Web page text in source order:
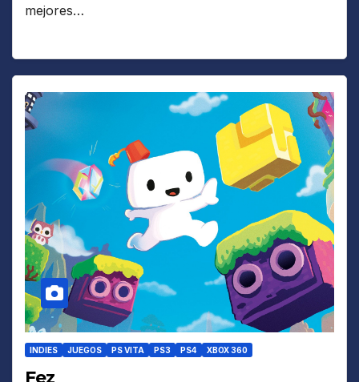
mejores…
INDIES JUEGOS PS VITA PS3 PS4 XBOX 360